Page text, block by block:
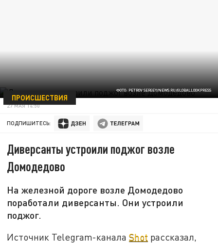
ФОТО: PETROV SERGEY/NEWS.RU/GLOBALLOOKPRESS
ПРОИСШЕСТВИЯ
27 МАЯ 14:50
ПОДПИШИТЕСЬ:
Диверсанты устроили поджог возле
Домодедово
На железной дороге возле Домодедово
поработали диверсанты. Они устроили
поджог.
Источник Telegram-каналаShot рассказал,